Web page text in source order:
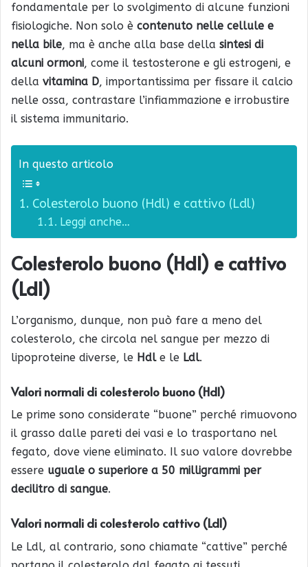
fondamentale per lo svolgimento di alcune funzioni
fisiologiche. Non solo è contenuto nelle cellule e
nella bile, ma è anche alla base della sintesi di
alcuni ormoni, come il testosterone e gli estrogeni, e
della vitamina D, importantissima per fissare il calcio
nelle ossa, contrastare l’infiammazione e irrobustire
il sistema immunitario.
In questo articolo
Colesterolo buono (Hdl) e cattivo (Ldl)
Leggi anche…
Colesterolo buono (Hdl) e cattivo
(Ldl)
L’organismo, dunque, non può fare a meno del
colesterolo, che circola nel sangue per mezzo di
lipoproteine diverse, le Hdle le Ldl.
Valori normali di colesterolo buono (Hdl)
Le prime sono considerate “buone” perché rimuovono
il grasso dalle pareti dei vasi e lo trasportano nel
fegato, dove viene eliminato. Il suo valore dovrebbe
essere uguale o superiore a 50 milligrammi per
decilitro di sangue.
Valori normali di colesterolo cattivo (Ldl)
Le Ldl, al contrario, sono chiamate “cattive” perché